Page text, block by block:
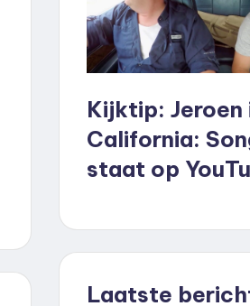
Kijktip: Jeroen
California:
staat op
Laatste